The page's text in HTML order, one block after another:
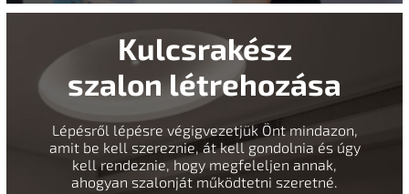
Kulcsrakész
szalon létrehozása
Lépésről lépésre végigvezetjük Önt mindazon,
amit be kell szereznie, át kell gondolnia és úgy
kell rendeznie, hogy megfeleljen annak,
ahogyan szalonját működtetni szeretné.